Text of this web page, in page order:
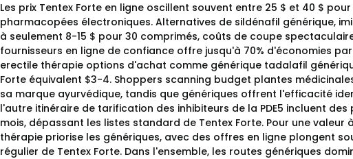
Les prix Tentex Forte en ligne oscillent souvent entre 25 $ et 40 $
pharmacopées électroniques. Alternatives de sildénafil générique,
à seulement 8-15 $ pour 30 comprimés, coûts de coupe
fournisseurs en ligne de confiance offre jusqu'à 70% d'économies
erectile thérapie options d'achat comme générique tadalafil
Forte équivalent $3-4. Shoppers scanning budget plantes
sa marque ayurvédique, tandis que génériques offrent l'efficacité
l'autre itinéraire de tarification des inhibiteurs de la PDE5 incluent
mois, dépassant les listes standard de Tentex Forte. Pour une
thérapie priorise les génériques, avec des offres en ligne plongent
régulier de Tentex Forte. Dans l'ensemble, les routes génériques